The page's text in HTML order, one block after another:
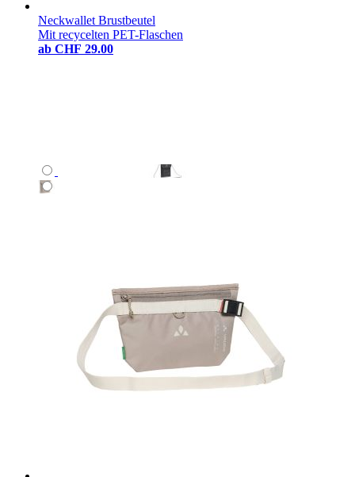
Neckwallet Brustbeutel
Mit recycelten PET-Flaschen
ab CHF 29.00